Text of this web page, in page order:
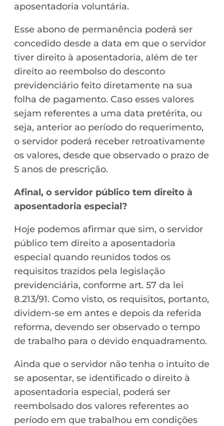
aposentadoria voluntária.
Esse abono de permanência poderá ser
concedido desde a data em que o servidor
tiver direito à aposentadoria, além de ter
direito ao reembolso do desconto
previdenciário feito diretamente na sua
folha de pagamento. Caso esses valores
sejam referentes a uma data pretérita, ou
seja, anterior ao período do requerimento,
o servidor poderá receber retroativamente
os valores, desde que observado o prazo de
5 anos de prescrição.
Afinal, o servidor público tem direito à
aposentadoria especial?
Hoje podemos afirmar que sim, o servidor
público tem direito a aposentadoria
especial quando reunidos todos os
requisitos trazidos pela legislação
previdenciária, conforme art. 57 da lei
8.213/91. Como visto, os requisitos, portanto,
dividem-se em antes e depois da referida
reforma, devendo ser observado o tempo
de trabalho para o devido enquadramento.
Ainda que o servidor não tenha o intuito de
se aposentar, se identificado o direito à
aposentadoria especial, poderá ser
reembolsado dos valores referentes ao
período em que trabalhou em condições